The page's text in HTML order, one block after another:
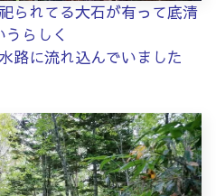
られてる大石が有って底清
うらしく
路に流れ込んでいました